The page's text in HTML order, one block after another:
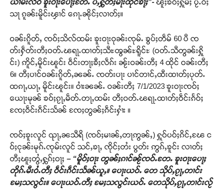
သႃ ၵူၼ်းမိူင်းၾၢင် ၵေႃႉၼိုင်ႈလၢတ်ႈ။
ဝၼ်းၵိူတ်ႇ ၸဝ်ႈသိလ်ထမ်း ၶူးဝႃးဝုၼ်းၸုမ်ႉ ၶွပ်ႈတဵမ် 60 ပီ ၸ
တ်းႁဵတ်းတီႈဝတ်ႉၽရႃႉထၢတ်ႈသီႊၻွၼ်ႊရိူင်ႊ (ဝတ်ႉသီတွၼ်းႁိူ
င်း) ဢိူင်ႇမိူင်းၽူင်း ဝဵင်းတႃႈၶီႈလဵၵ်း ၼႂ်းဝၼ်းတီႈ 4 ထိုင် ဝၼ်းတီႈ
6။ တီႈပၢင်ဝၼ်းၵိူတ်ႇၼၼ်ႉ ၸတ်းပႃး ပၢင်တၢင်ႇထီးထၢတ်ႈပုတ်ႉ
ထၵႃႇယႃႇ မိူင်းၽူင်း။ ဝၢႆးၼၼ်ႉ ဝၼ်းတီႈ 7/1/2023 ၶူးဝႃးၸဝ်ႈ
ယေႃးမုၼ် ၶဝ်ႈၵႂႃႇမဵတ်ႉတႃႇထမ်း တီႈဝတ်ႉၽရႃႉထၢတ်ႈဝဵင်းၵႅဝ်ႈ
ၸႄႈဝဵင်းၵဵင်းသႅၼ် ၸႄႈတွၼ်ႈၵဵင်းႁၢႆး ။
ၸဝ်ႈၶူးလူင် ၺႃႇၼသီရိ (ၸဝ်ႈမၢၼ်ႇတႃဢွၼ်ႇ) ႁူဝ်ပဝ်ႈၵိင်ႇၽႄ င
ဝ်ႈငုၼ်းမုၵ်ႉၸုမ်းလူင် သင်ႇၶႃႇ ၸိုင်ႈတႆး ပွတ်း ဢွၵ်ႇၶူင်း လၢတ်ႈ
တီႈၽူႈတွႆႇႁွၵ်ႈဝႃႈ – “မိူဝ်ႈဝႃး တွၼ်ႈၵၢင်ၼႂ်ၸဝ်ႉတႄႉ ၶူးဝႃးပေႃႈ
တိုၵ်ႉမီးဝႆႉတီႈ ဝဵင်းၵဵင်းသႅၼ်ယူႇ။ ပေႃးယဝ်ႉ တေ သိုပ်ႇၵႂႃႇတၢင်း
မႄႈသလွင်း။ ပေႃးယဝ်ႉတီႈ မႄႈသလွင်းယဝ်ႉ တေသိုပ်ႇၵႂႃႇတၢင်းလႂ်